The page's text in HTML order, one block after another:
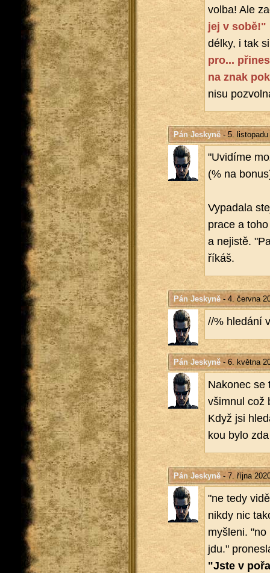
volba! Ale
jej v sobě!"
délky, i tak
pro...
na znak
ni­su
Pán Jeskyně- 5. listopadu
"Uvi­dí­me
(% na
Vy­pa­da­la
prace a
a ne­jis­tě.
říkáš.
Pán Jeskyně- 4. června
//% hle­dá­ní
Pán Jeskyně- 6. května
Na­ko­nec se
všim­nul což
Když jsi
kou bylo
Pán Jeskyně- 7. října
"ne tedy
nikdy nic
myš­le­ni.
jdu."
"Jste v